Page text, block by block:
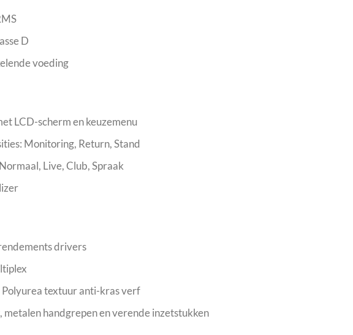
D
voeding
LCD-scherm en keuzemenu
Monitoring, Return, Stand
Live, Club, Spraak
drivers
textuur anti-kras verf
handgrepen en verende inzetstukken